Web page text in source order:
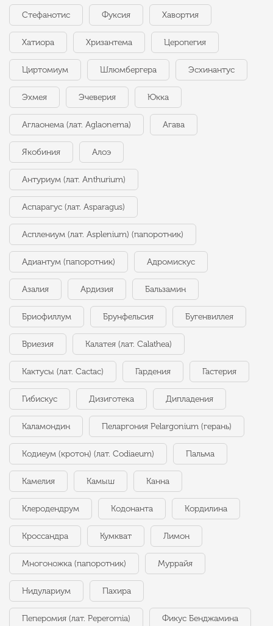
Стефанотис Фуксия Хавортия
Хатиора Хризантема Церопегия
Циртомиум Шлюмбергера Эсхинантус
Эхмея Эчеверия Юкка
Аглаонема (лат. Aglaonema) Агава
Якобиния Алоэ
Антуриум (лат. Anthurium)
Аспарагус (лат. Asparagus)
Асплениум (лат. Asplenium) (папоротник)
Адиантум (папоротник) Адромискус
Азалия Ардизия Бальзамин
Бриофиллум Брунфельсия Бугенвиллея
Вриезия Калатея (лат. Calathea)
Кактусы (лат. Cactac) Гардения Гастерия
Гибискус Дизиготека Дипладения
Каламондин Пеларгония Pelargonium (герань)
Кодиеум (кротон) (лат. Codiaeum) Пальма
Камелия Камыш Канна
Клеродендрум Кодонанта Кордилина
Кроссандра Кумкват Лимон
Многоножка (папоротник) Муррайя
Нидулариум Пахира
Пеперомия (лат. Peperomia) Фикус Бенджамина